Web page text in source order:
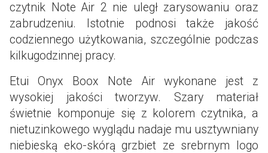
czytnik Note Air 2 nie uległ zarysowaniu oraz
zabrudzeniu. Istotnie podnosi także jakość
codziennego użytkowania, szczególnie podczas
kilkugodzinnej pracy.
Etui Onyx Boox Note Air wykonane jest z
wysokiej jakości tworzyw. Szary materiał
świetnie komponuje się z kolorem czytnika, a
nietuzinkowego wyglądu nadaje mu usztywniany
niebieską eko-skórą grzbiet ze srebrnym logo